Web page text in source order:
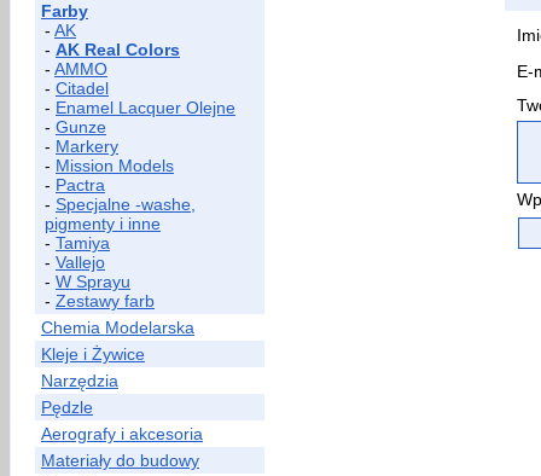
Farby
- AK
- AK Real Colors
- AMMO
- Citadel
- Enamel Lacquer Olejne
- Gunze
- Markery
- Mission Models
- Pactra
- Specjalne -washe,
pigmenty i inne
- Tamiya
- Vallejo
- W Sprayu
- Zestawy farb
Chemia Modelarska
Kleje i Żywice
Narzędzia
Pędzle
Aerografy i akcesoria
Materiały do budowy
E-